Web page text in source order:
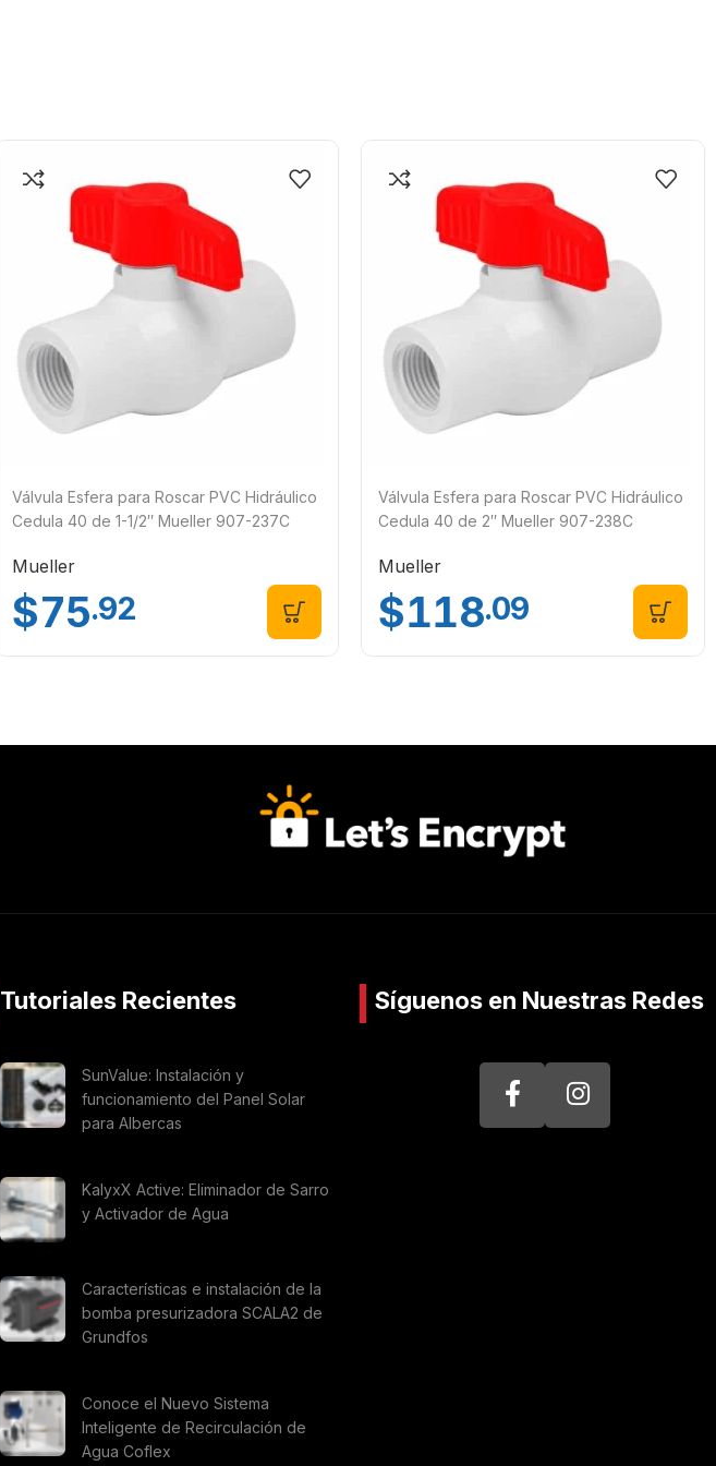
Válvula Esfera para Roscar PVC Hidráulico
Cedula 40 de 1-1/2″ Mueller 907-237C
Mueller
$75.92
Válvula Esfera para Roscar PVC Hidráulico
Cedula 40 de 2″ Mueller 907-238C
Mueller
$118.09
Tutoriales Recientes
SunValue: Instalación y
funcionamiento del Panel Solar
para Albercas
KalyxX Active: Eliminador de Sarro
y Activador de Agua
Características e instalación de la
bomba presurizadora SCALA2 de
Grundfos
Conoce el Nuevo Sistema
Inteligente de Recirculación de
Agua Coflex
Síguenos en Nuestras Redes